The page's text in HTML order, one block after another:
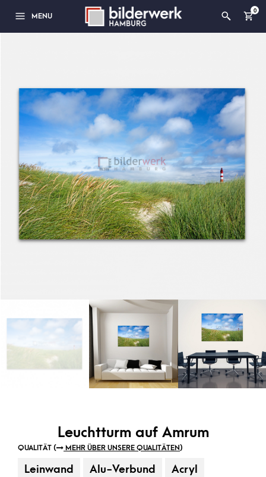
MENU
0
Leuchtturm auf Amrum
QUALITÄT ( MEHR ÜBER UNSERE QUALITÄTEN)
Leinwand Alu-Verbund Acryl